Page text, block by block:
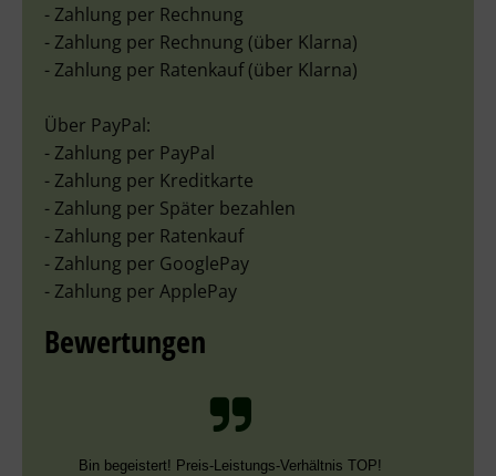
- Zahlung per Rechnung
- Zahlung per Rechnung (über Klarna)
- Zahlung per Ratenkauf (über Klarna)
Über PayPal:
- Zahlung per PayPal
- Zahlung per Kreditkarte
- Zahlung per Später bezahlen
- Zahlung per Ratenkauf
- Zahlung per GooglePay
- Zahlung per ApplePay
Bewertungen
Bin begeistert! Preis-Leistungs-Verhältnis TOP!